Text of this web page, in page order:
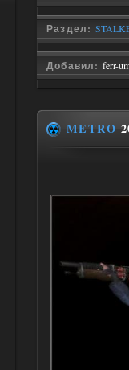
Раздел:
Добавил: ferr-
METRO